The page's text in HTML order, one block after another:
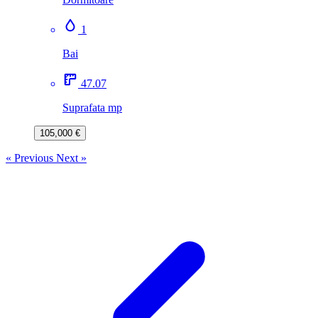
1
Bai
47.07
Suprafata mp
105,000 €
« Previous Next »